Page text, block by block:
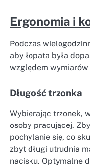
Ergonomia i
Podczas
aby łopata była
względem wymiarów
Długość trzonka
Wybierając trzonek,
osoby pracującej.
pochylanie się, co
zbyt długi utrudnia
nacisku. Optymalne